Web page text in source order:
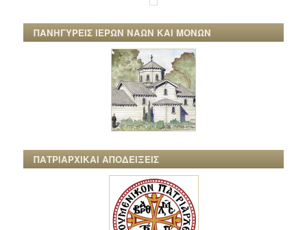
ΠΑΝΗΓΥΡΕΙΣ ΙΕΡΩΝ ΝΑΩΝ ΚΑΙ ΜΟΝΩΝ
ΠΑΤΡΙΑΡΧΙΚΑΙ ΑΠΟΔΕΙΞΕΙΣ